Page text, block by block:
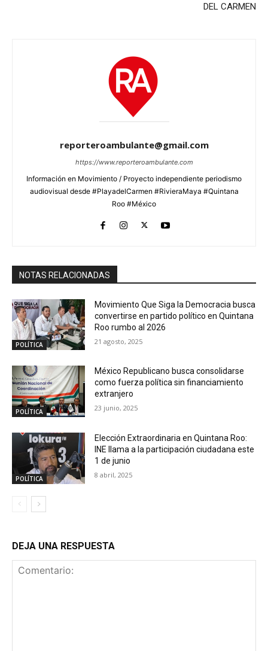
DEL CARMEN
reporteroambulante@gmail.com
https://www.reporteroambulante.com
Información en Movimiento / Proyecto independiente periodismo
audiovisual desde #PlayadelCarmen #RivieraMaya #Quintana
Roo #México
NOTAS RELACIONADAS
POLÍTICA
Movimiento Que Siga la Democracia busca
convertirse en partido político en Quintana
Roo rumbo al 2026
21 agosto, 2025
POLÍTICA
México Republicano busca consolidarse
como fuerza política sin financiamiento
extranjero
23 junio, 2025
POLÍTICA
Elección Extraordinaria en Quintana Roo:
INE llama a la participación ciudadana este
1 de junio
8 abril, 2025
DEJA UNA RESPUESTA